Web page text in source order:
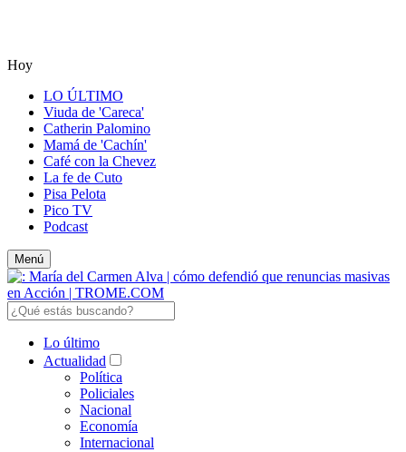
Hoy
LO ÚLTIMO
Viuda de 'Careca'
Catherin Palomino
Mamá de 'Cachín'
Café con la Chevez
La fe de Cuto
Pisa Pelota
Pico TV
Podcast
Menú
Lo último
Actualidad
Política
Policiales
Nacional
Economía
Internacional